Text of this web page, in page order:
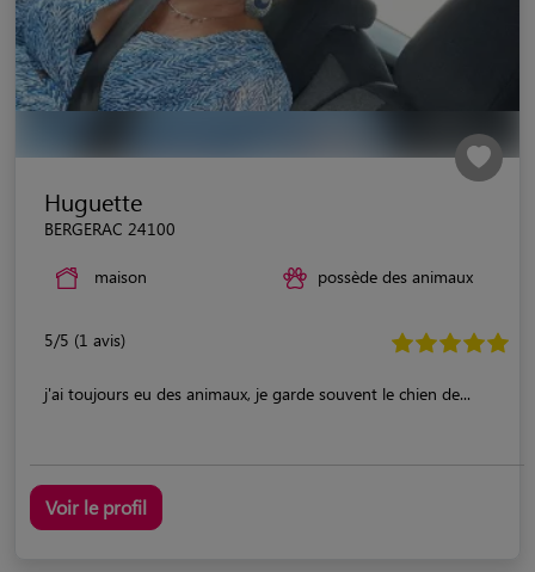
Huguette
BERGERAC 24100
maison possède des animaux
5/5 (1 avis)
j'ai toujours eu des animaux, je garde souvent le chien de...
Voir le profil